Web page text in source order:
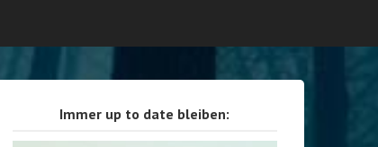
Immer up to date bleiben: